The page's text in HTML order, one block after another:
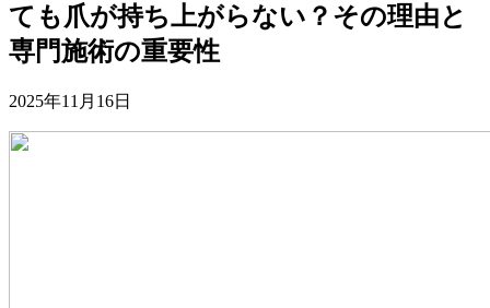
ても爪が持ち上がらない？その理由と
専門施術の重要性
2025年11月16日